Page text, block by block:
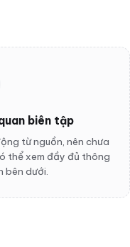
biên tập
từ nguồn, nên chưa
thể xem đầy đủ thông
bên dưới.